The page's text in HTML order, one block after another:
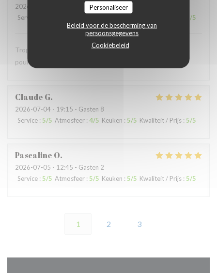
Personaliseer
Beleid voor de bescherming van
persoonsgegevens
Cookiebeleid
2026-07-05
- 12:30 - Gasten 9
Service
/5
Trop bruyant Impossible de parler Salade Caesar avec du
poulet chaud …
Claude G
2026-07-04 - 19:15 - Gasten 8
Service : 5/5 Atmosfeer : 4/5 Keuken : 5/5 Kwaliteit / Prijs : 5/5
Pascaline O
2026-07-05 - 12:45 - Gasten 2
Service : 5/5 Atmosfeer :5/5 Keuken : 5/5 Kwaliteit / Prijs : 5/5
1 2 3